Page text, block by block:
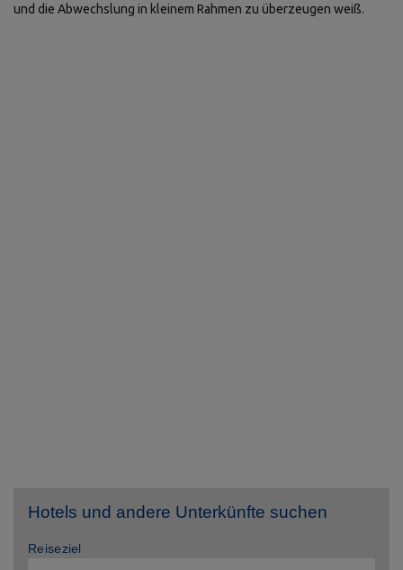
und die Abwechslung in kleinem Rahmen zu überzeugen weiß.
Hotels und andere Unterkünfte suchen
Reiseziel